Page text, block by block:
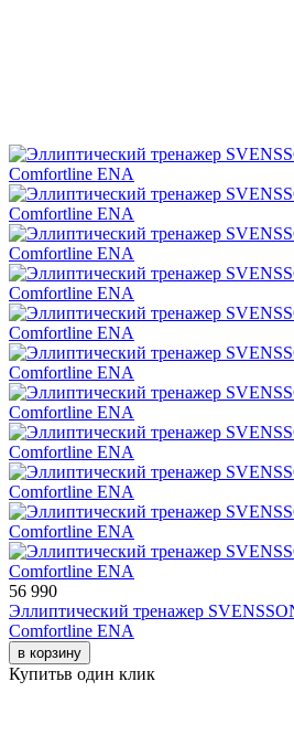
56 990
Эллиптический тренажер
Comfortline ENA
в корзину
Купитьв один клик